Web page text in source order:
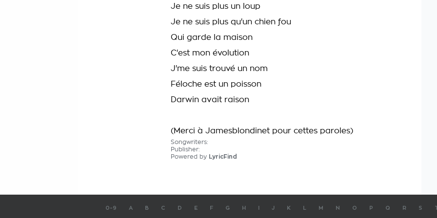
Je ne suis plus un loup
Je ne suis plus qu'un chien fou
Qui garde la maison
C'est mon évolution
J'me suis trouvé un nom
Féloche est un poisson
Darwin avait raison
(Merci à Jamesblondinet pour cettes paroles)
Songwriters:
Publisher:
Powered by LyricFind
0-9 A B C D E F G H J K M N O P Q R S